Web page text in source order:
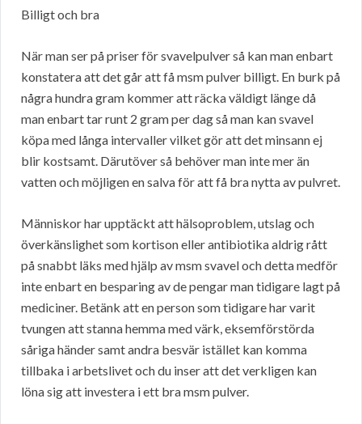
Billigt och bra
När man ser på priser för svavelpulver så kan man enbart
konstatera att det går att få msm pulver billigt. En burk på
några hundra gram kommer att räcka väldigt länge då
man enbart tar runt 2 gram per dag så man kan svavel
köpa med långa intervaller vilket gör att det minsann ej
blir kostsamt. Därutöver så behöver man inte mer än
vatten och möjligen en salva för att få bra nytta av pulvret.
Människor har upptäckt att hälsoproblem, utslag och
överkänslighet som kortison eller antibiotika aldrig rått
på snabbt läks med hjälp av msm svavel och detta medför
inte enbart en besparing av de pengar man tidigare lagt på
mediciner. Betänk att en person som tidigare har varit
tvungen att stanna hemma med värk, eksemförstörda
såriga händer samt andra besvär istället kan komma
tillbaka i arbetslivet och du inser att det verkligen kan
löna sig att investera i ett bra msm pulver.